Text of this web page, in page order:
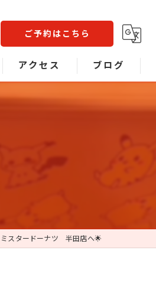
ご予約はこちら
アクセス ブログ
ミスタードーナツ 半田店へ🌟